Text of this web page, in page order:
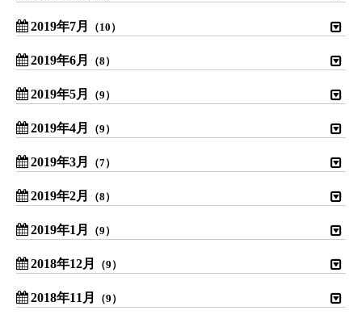
2019年7月 （10）
2019年6月 （8）
2019年5月 （9）
2019年4月 （9）
2019年3月 （7）
2019年2月 （8）
2019年1月 （9）
2018年12月 （9）
2018年11月 （9）